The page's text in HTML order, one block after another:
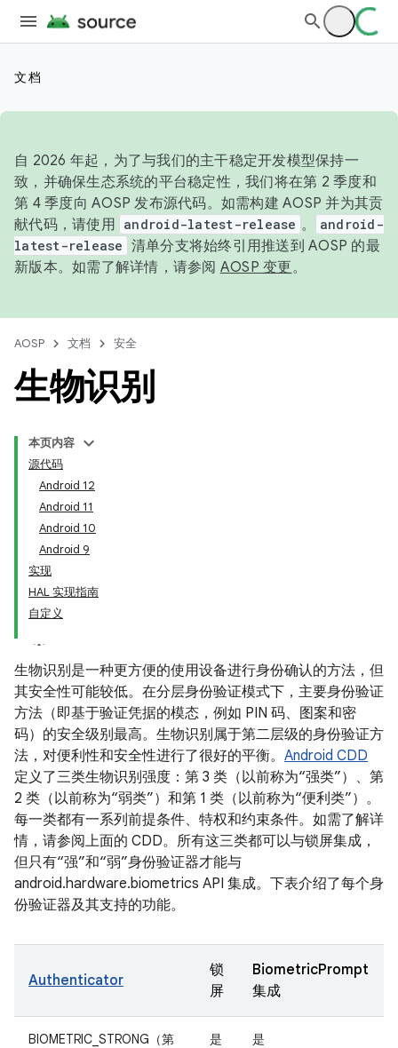
文档
自 2026 年起，为了与我们的主干稳定开发模型保持一
致，并确保生态系统的平台稳定性，我们将在第 2 季度和
第 4 季度向 AOSP 发布源代码。如需构建 AOSP 并为其贡
献代码，请使用 android-latest-release 。
android-
latest-release 清单分支将始终引用推送到 AOSP 的最
新版本。如需了解详情，请参阅 AOSP 变更。
AOSP 文档 安全
生物识别
本页内容
源代码
Android 12
Android 11
Android 10
Android 9
实现
HAL 实现指南
自定义
生物识别是一种更方便的使用设备进行身份确认的方法，但
其安全性可能较低。在分层身份验证模式下，主要身份验证
方法（即基于验证凭据的模态，例如 PIN 码、图案和密
码）的安全级别最高。生物识别属于第二层级的身份验证方
法，对便利性和安全性进行了很好的平衡。 Android CDD
定义了三类生物识别强度：第 3 类（以前称为“强类”）、第
2 类（以前称为“弱类”）和第 1 类（以前称为“便利类”）。
每一类都有一系列前提条件、特权和约束条件。如需了解详
情，请参阅上面的 CDD。所有这三类都可以与锁屏集成，
但只有“强”和“弱”身份验证器才能与
android.hardware.biometrics API 集成。下表介绍了每个身
份验证器及其支持的功能。
Authenticator
锁
屏
BiometricPrompt
集成
BIOMETRIC_STRONG（第
是 是